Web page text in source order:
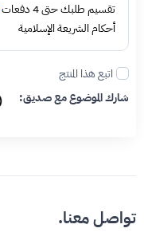
تقسيم طلبك حتى 4 دفعات
أحكام الشريعة الإسلامية
اتبع هذا المنتج
شارك الموضوع مع صديق:
تواصل معنا.